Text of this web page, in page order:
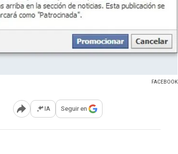
FACEBOOK
Abrir opciones para compartir
IA Seguir en